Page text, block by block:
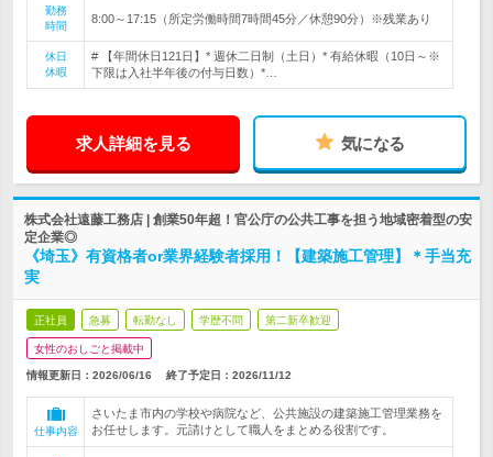
勤務
時間
8:00～17:15（所定労働時間7時間45分／休憩90分）※残業あり
休日
休暇
# 【年間休日121日】* 週休二日制（土日）* 有給休暇（10日～※
下限は入社半年後の付与日数）*…
求人詳細を見る 気になる
株式会社遠藤工務店 | 創業50年超！官公庁の公共工事を担う地域密着型の安
定企業◎
《埼玉》有資格者or業界経験者採用！【建築施工管理】＊手当充
実
正社員 急募 転勤なし 学歴不問 第二新卒歓迎
女性のおしごと掲載中
情報更新日：2026/06/16 終了予定日： 2026/11/12
仕事内容
さいたま市内の学校や病院など、公共施設の建築施工管理業務を
お任せします。元請けとして職人をまとめる役割です。